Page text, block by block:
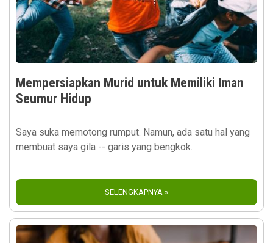
Mempersiapkan Murid untuk Memiliki Iman
Seumur Hidup
Saya suka memotong rumput. Namun, ada satu hal yang
membuat saya gila -- garis yang bengkok.
SELENGKAPNYA »